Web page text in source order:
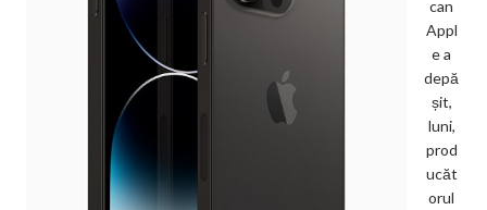
can
Appl
e a
depă
șit,
luni,
prod
ucăt
orul